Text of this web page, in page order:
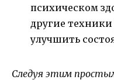
психическом
другие
улучшить
Следуя этим